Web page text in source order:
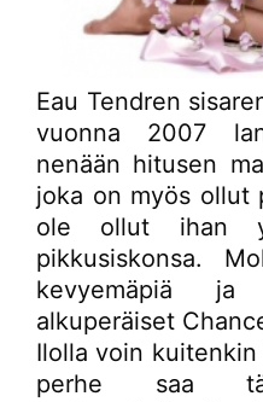
Eau Tendren
vuonna 2007
nenään hitusen
joka on myös ollut
ole ollut ihan
pikkusiskonsa.
kevyemäpiä ja
alkuperäiset
Ilolla voin
perhe saa